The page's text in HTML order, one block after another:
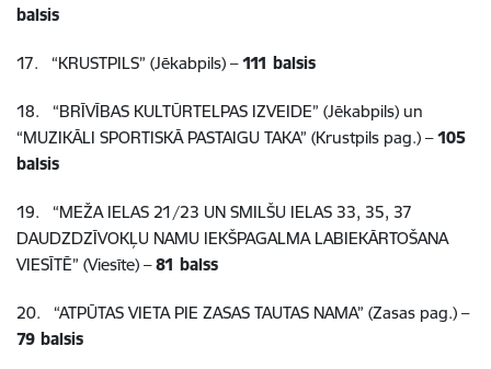
balsis
17. “KRUSTPILS” (Jēkabpils) –111 balsis
18.
“BRĪVĪBAS KULTŪRTELPAS IZVEIDE” (Jēkabpils) un
“MUZIKĀLI SPORTISKĀ PASTAIGU TAKA” (Krustpils pag.) –105
balsis
19.
“MEŽA IELAS 21/23 UN SMILŠU IELAS 33, 35, 37
DAUDZDZĪVOKĻU NAMU IEKŠPAGALMA LABIEKĀRTOŠANA
VIESĪTĒ” (Viesīte) –81 balss
20.
“ATPŪTAS VIETA PIE ZASAS TAUTAS NAMA” (Zasas pag.) –
79 balsis